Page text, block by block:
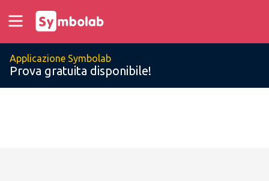
Applicazione Symbolab
Prova gratuita disponibile!